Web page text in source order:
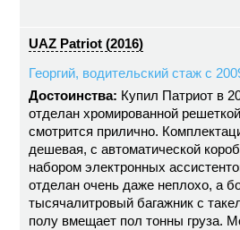
UAZ Patriot (2016)
Георгий, водительский стаж с
Достоинства: Купил Патриот в
отделан хромированной
смотрится прилично.
дешевая, с автоматической
набором электронных
отделан очень даже неплохо, а
тысячалитровый багажник с
полу вмещает пол тонны груза.